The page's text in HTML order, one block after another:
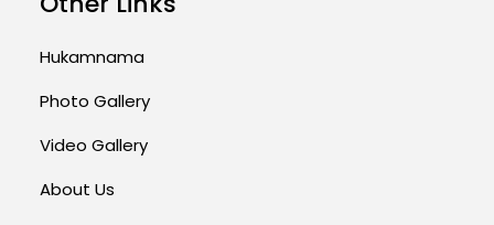
Hukamnama
Photo Gallery
Video Gallery
About Us